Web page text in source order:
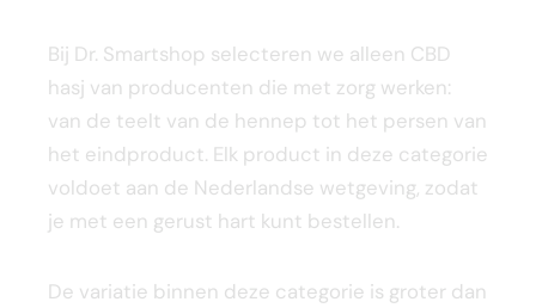
Bij Dr. Smartshop selecteren we alleen CBD
hasj van producenten die met zorg werken:
van de teelt van de hennep tot het persen van
het eindproduct. Elk product in deze categorie
voldoet aan de Nederlandse wetgeving, zodat
je met een gerust hart kunt bestellen.
De variatie binnen deze categorie is groter dan